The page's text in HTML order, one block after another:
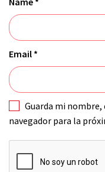
Email *
Guarda mi
navegador para la